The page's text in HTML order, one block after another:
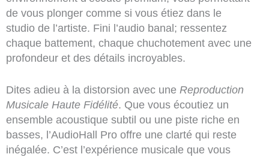
de vous plonger comme si vous étiez dans le
studio de l’artiste. Fini l’audio banal; ressentez
chaque battement, chaque chuchotement avec une
profondeur et des détails incroyables.
Dites adieu à la distorsion avec une Reproduction
Musicale Haute Fidélité. Que vous écoutiez un
ensemble acoustique subtil ou une piste riche en
basses, l’AudioHall Pro offre une clarté qui reste
inégalée. C’est l’expérience musicale que vous